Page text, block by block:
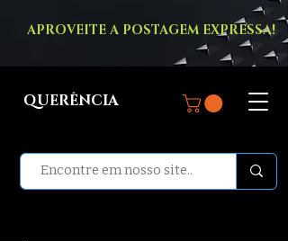
APROVEITE A POSTAGEM EXPRESSA!
QUERÊNCIA